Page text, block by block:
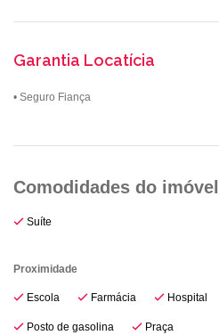
Garantia Locatícia
• Seguro Fiança
Suíte
Proximidade
Escola Farmácia Hospital
Posto de gasolina Praça